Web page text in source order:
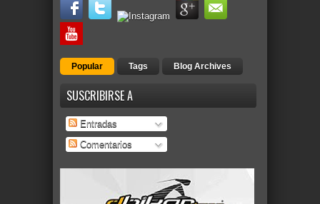
Popular Tags Blog Archives
SUSCRIBIRSE A
Entradas
Comentarios